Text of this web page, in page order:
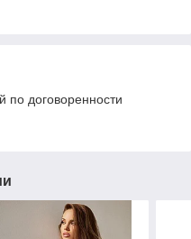
по договоренности